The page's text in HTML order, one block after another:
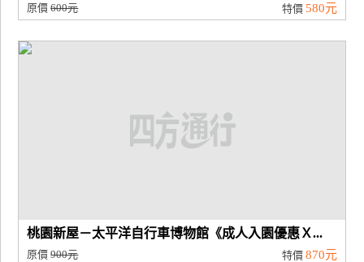
原價600元 特價 580元
桃園新屋－太平洋自行車博物館《成人入園優惠Ｘ...
原價900元 特價 870元